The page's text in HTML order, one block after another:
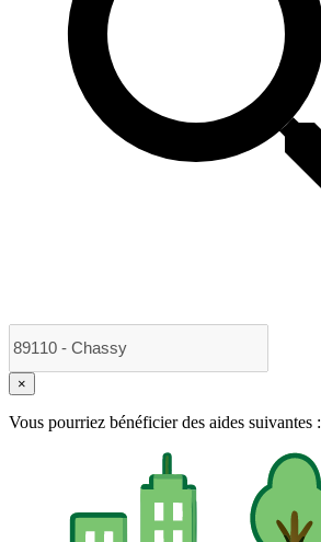
×
Vous pourriez bénéficier des aides suivantes :